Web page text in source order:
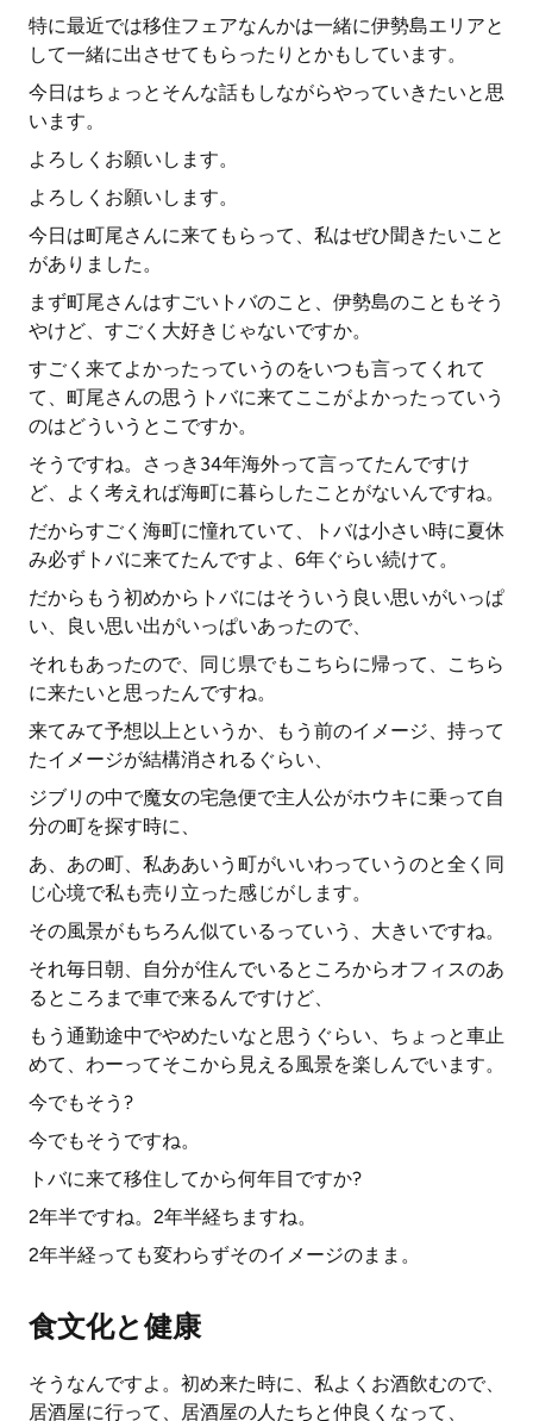
特に最近では移住フェアなんかは一緒に伊勢島エリアと
して一緒に出させてもらったりとかもしています。
今日はちょっとそんな話もしながらやっていきたいと思
います。
よろしくお願いします。
よろしくお願いします。
今日は町尾さんに来てもらって、私はぜひ聞きたいこと
がありました。
まず町尾さんはすごいトバのこと、伊勢島のこともそう
やけど、すごく大好きじゃないですか。
すごく来てよかったっていうのをいつも言ってくれて
て、町尾さんの思うトバに来てここがよかったっていう
のはどういうとこですか。
そうですね。さっき34年海外って言ってたんですけ
ど、よく考えれば海町に暮らしたことがないんですね。
だからすごく海町に憧れていて、トバは小さい時に夏休
み必ずトバに来てたんですよ、6年ぐらい続けて。
だからもう初めからトバにはそういう良い思いがいっぱ
い、良い思い出がいっぱいあったので、
それもあったので、同じ県でもこちらに帰って、こちら
に来たいと思ったんですね。
来てみて予想以上というか、もう前のイメージ、持って
たイメージが結構消されるぐらい、
ジブリの中で魔女の宅急便で主人公がホウキに乗って自
分の町を探す時に、
あ、あの町、私ああいう町がいいわっていうのと全く同
じ心境で私も売り立った感じがします。
その風景がもちろん似ているっていう、大きいですね。
それ毎日朝、自分が住んでいるところからオフィスのあ
るところまで車で来るんですけど、
もう通勤途中でやめたいなと思うぐらい、ちょっと車止
めて、わーってそこから見える風景を楽しんでいます。
今でもそう?
今でもそうですね。
トバに来て移住してから何年目ですか?
2年半ですね。2年半経ちますね。
2年半経っても変わらずそのイメージのまま。
食文化と健康
そうなんですよ。初め来た時に、私よくお酒飲むので、
居酒屋に行って、居酒屋の人たちと仲良くなって、